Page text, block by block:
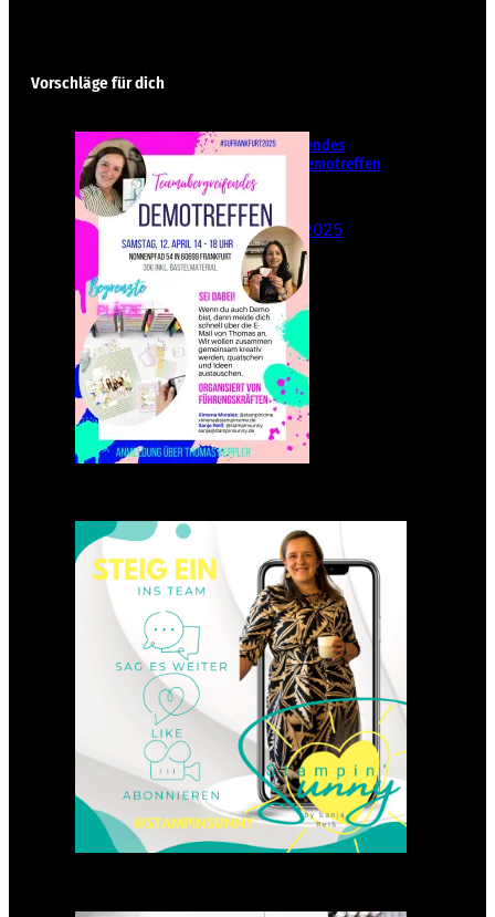
Vorschläge für dich
Teamübergreifendes
Stampin‘ Up! Demotreffen
– Sei dabei!
26. Februar 2025
Einsteigen 2025 im Team
Stampin‘ Sunny
23. Januar 2025